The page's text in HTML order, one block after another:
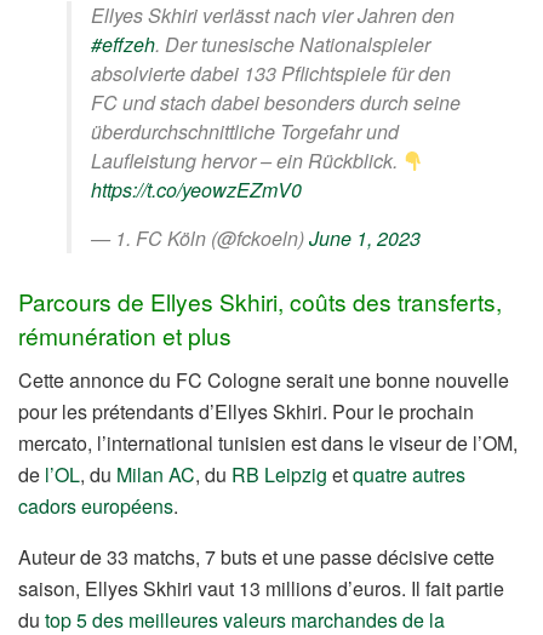
Ellyes Skhiri verlässt nach vier Jahren den
#effzeh. Der tunesische Nationalspieler
absolvierte dabei 133 Pflichtspiele für den
FC und stach dabei besonders durch seine
überdurchschnittliche Torgefahr und
Laufleistung hervor – ein Rückblick.
https://t.co/yeowzEZmV0
— 1. FC Köln (@fckoeln)June 1, 2023
Parcours de Ellyes Skhiri, coûts des transferts,
rémunération et plus
Cette annonce du FC Cologne serait une bonne nouvelle
pour les prétendants d’Ellyes Skhiri. Pour le prochain
mercato, l’international tunisien est dans le viseur de l’OM,
de l’OL, du Milan AC, du RB Leipzig etquatre autres
cadors européens.
Auteur de 33 matchs, 7 buts et une passe décisive cette
saison, Ellyes Skhiri vaut 13 millions d’euros. Il fait partie
du top 5 des meilleures valeurs marchandes de la